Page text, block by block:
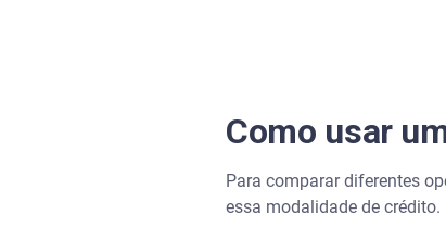
Como usar
Para comparar diferentes
essa modalidade de crédito.